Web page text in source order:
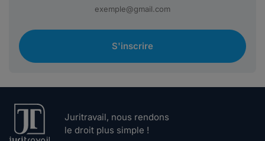
S'inscrire
Juritravail, nous rendons
le droit plus simple !